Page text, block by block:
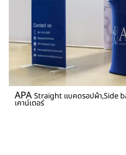
APA Straight แบคดรอปผ้า,Side
เคาน์เตอร์